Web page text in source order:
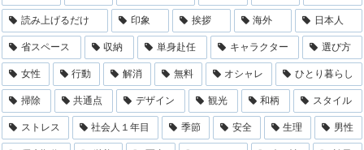
読み上げるだけ 印象 挨拶 海外 日本人
省スペース 収納 単身赴任 キャラクター 選び方
女性 行動 解消 無料 オシャレ ひとり暮らし
掃除 共通点 デザイン 観光 和柄 スタイル
ストレス 社会人１年目 季節 安全 生理 男性